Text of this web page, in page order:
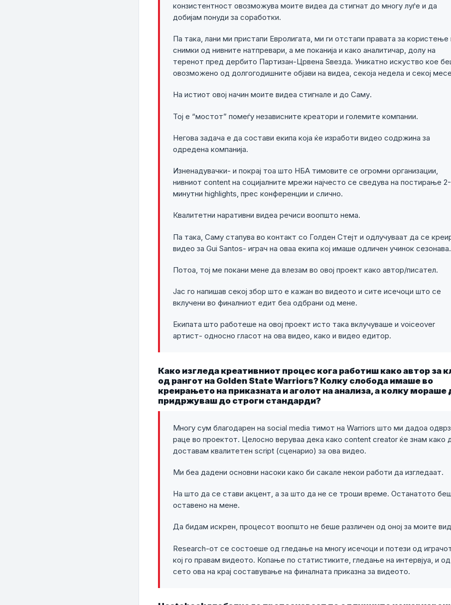
конзистентност овозможува моите видеа да стигнат до многу луѓе и да
добијам понуди за соработки.
Па така, лани ми пристапи Евролигата, ми ги отстапи правата за користење
снимки од нивните натпревари, а ме поканија и како аналитичар, долу на
теренот пред дербито Партизан-Црвена Sвезда. Уникатно искуство кое
овозможено од долгогодишните објави на видеа, секоја недела и секој
На истиот овој начин моите видеа стигнале и до Саму.
Тој е “мостот” помеѓу независните креатори и големите компании.
Негова задача е да состави екипа која ќе изработи видео содржина за
одредена компанија.
Изненадувачки- и покрај тоа што НБА тимовите се огромни организации,
нивниот content на социјалните мрежи најчесто се сведува на постирање
минутни highlights, прес конференции и слично.
Квалитетни наративни видеа речиси воопшто нема.
Па така, Саму стапува во контакт со Голден Стејт и одлучуваат да се
видео за Gui Santos- играч на оваа екипа кој имаше одличен учинок сезонава.
Потоа, тој ме покани мене да влезам во овој проект како автор/писател.
Јас го напишав секој збор што е кажан во видеото и сите исечоци што се
вклучени во финалниот едит беа одбрани од мене.
Екипата што работеше на овој проект исто така вклучуваше и voiceover
артист- односно гласот на ова видео, како и видео едитор.
Како изгледа креативниот процес кога работиш како автор за
од рангот на Golden State Warriors? Колку слобода имаше во
креирањето на приказната и аголот на анализа, а колку мораше
придржуваш до строги стандарди?
Многу сум благодарен на social media тимот на Warriors што ми дадоа
раце во проектот. Целосно веруваа дека како content creator ќе знам како
доставам квалитетен script (сценарио) за ова видео.
Ми беа дадени основни насоки како би сакале некои работи да изгледаат.
На што да се стави акцент, а за што да не се троши време. Останатото
оставено на мене.
Да бидам искрен, процесот воопшто не беше различен од оној за моите
Research-от се состоеше од гледање на многу исечоци и потези од
кој го правам видеото. Копање по статистиките, гледање на интервјуа, и од
сето ова на крај составување на финалната приказна за видеото.